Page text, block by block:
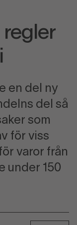
regler
en del ny
del så
som
för viss
varor från
under 150